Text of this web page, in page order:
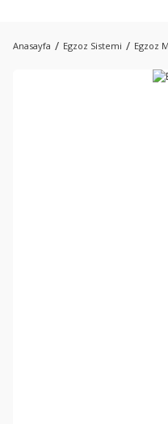
Anasayfa Egzoz Sistemi Egzoz